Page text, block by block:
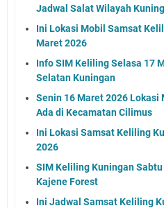
Jadwal Salat Wilayah
Ini Lokasi Mobil Samsat
Maret 2026
Info SIM Keliling Selasa 17
Selatan Kuningan
Senin 16 Maret 2026
Ada di Kecamatan Cilimus
Ini Lokasi Samsat Keliling
2026
SIM Keliling Kuningan
Kajene Forest
Ini Jadwal Samsat Keliling